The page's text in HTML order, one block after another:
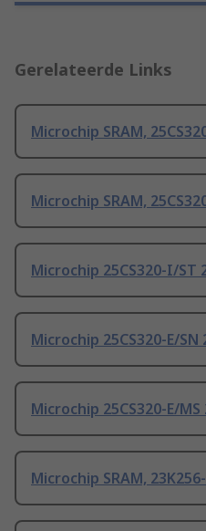
Gerelateerde Links
Microchip SRAM,
Microchip SRAM,
Microchip 25CS320-I/ST
Microchip 25CS320-E/
Microchip 25CS320-E/
Microchip SRAM,